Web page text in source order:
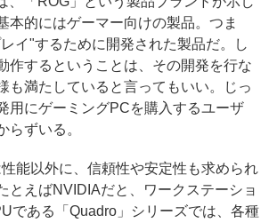
本的にはゲーマー向けの製品。つま
イ"するために開発された製品だ。し
作するということは、その開発を行な
も満たしていると言ってもいい。じっ
用にゲーミングPCを購入するユーザ
らずいる。
能以外に、信頼性や安定性も求められ
とえばNVIDIAだと、ワークステーショ
である「Quadro」シリーズでは、各種